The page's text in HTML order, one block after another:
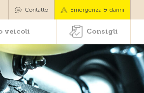
veicoli Consigli
Contatto Emergenza & danni
veicoli Consigli